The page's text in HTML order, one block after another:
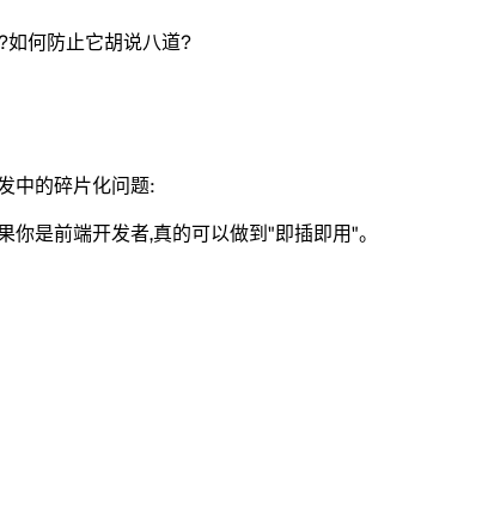
如何防止它胡说八道?
中的碎片化问题:
是前端开发者,真的可以做到"即插即用"。